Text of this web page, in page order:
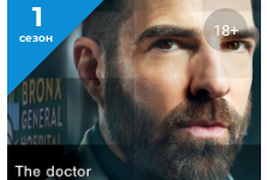
1
сезон 18+